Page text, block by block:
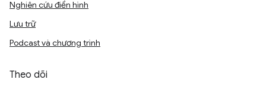
Nghiên cứu điển hình
Lưu trữ
Podcast và chương trình
Theo dõi